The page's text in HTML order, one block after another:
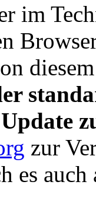
im
zur
es